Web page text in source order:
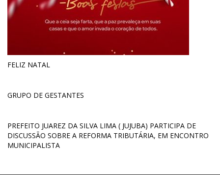
FELIZ NATAL
GRUPO DE GESTANTES
PREFEITO JUAREZ DA SILVA LIMA ( JUJUBA) PARTICIPA DE
DISCUSSÃO SOBRE A REFORMA TRIBUTÁRIA, EM ENCONTRO
MUNICIPALISTA